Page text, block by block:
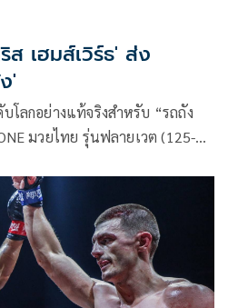
เฮมส์เวิร์ธ' ส่ง
'
โลกอย่างแท้จริงสำหรับ “รถถัง
มวยไทย รุ่นฟลายเวต (125-
ยฟ้า “ธอร์” ได้กดติดตามอินสตา
ของเขา นอกจากนี้ยังได้ส่ง
พรให้นักสู้ชาวไทยโชว์ผลงานดีใน